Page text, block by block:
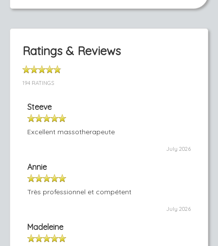
Ratings & Reviews
194 RATINGS
Steeve
Excellent massotherapeute
July 2026
Annie
Très professionnel et compétent
July 2026
Madeleine